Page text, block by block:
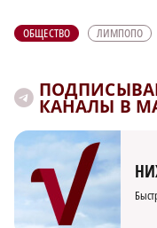
ОБЩЕСТВО ЛИМПОПО
КАНАЛЫ В